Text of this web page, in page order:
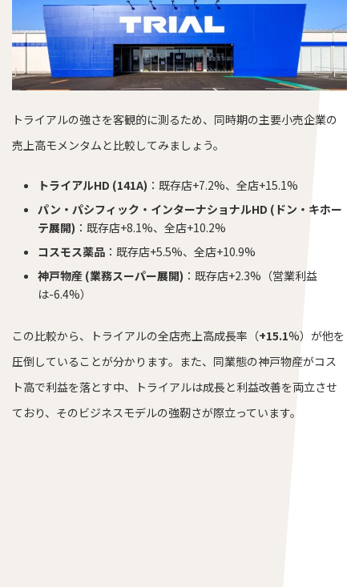
トライアルの強さを客観的に測るため、同時期の主要小売企業の
売上高モメンタムと比較してみましょう。
トライアルHD (141A) ：既存店+7.2%、全店+15.1%
パン・パシフィック・インターナショナルHD (ドン・キホー
テ展開) ：既存店+8.1%、全店+10.2%
コスモス薬品 ：既存店+5.5%、全店+10.9%
神戸物産 (業務スーパー展開) ：既存店+2.3%（営業利益
は-6.4%）
この比較から、トライアルの全店売上高成長率（+15.1%）が他を
圧倒していることが分かります。また、同業態の神戸物産がコス
ト高で利益を落とす中、トライアルは成長と利益改善を両立させ
ており、そのビジネスモデルの強靭さが際立っています。